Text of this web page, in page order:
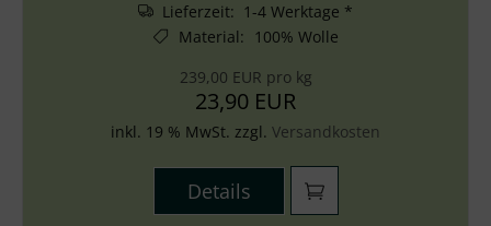
Lieferzeit: 1-4 Werktage *
Material: 100% Wolle
239,00 EUR pro kg
23,90 EUR
inkl. 19 % MwSt. zzgl. Versandkosten
Details